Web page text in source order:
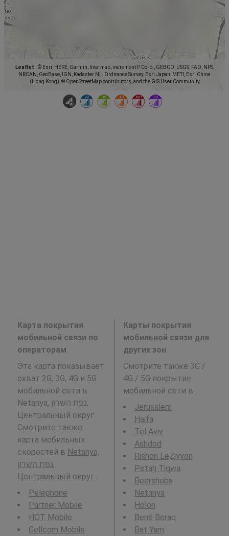
Leaflet
© Esri, HERE, Garmin, Intermap, increment P Corp., GEBCO, USGS, FAO, NPS,
NRCAN, GeoBase, IGN, Kadaster NL, Ordnance Survey, Esri Japan, METI, Esri China
(Hong Kong), © OpenStreetMap contributors, and the GIS User Community
Карта покрытия
мобильной связи по
операторам
Эта карта показывает
охват 2G, 3G, 4G и 5G
мобильной сети в
Netanya, נפת השרון,
Центральный округ.
Смотрите также:
карта мобильных
скоростей в Netanya,
נפת השרון,
Центральный округ.
Pelephone
Partner Mobile
HOT Mobile
Cellcom Mobile
Карты покрытия
мобильной связи для
других зон
Смотрите также 3G /
4G / 5G покрытие
мобильной сети в :
Jerusalem
Haifa
Tel Aviv
Ashdod
Rishon LeẔiyyon
Petaẖ Tiqwa
Beersheba
Netanya
H̱olon
Bené Beraq
Bat Yam